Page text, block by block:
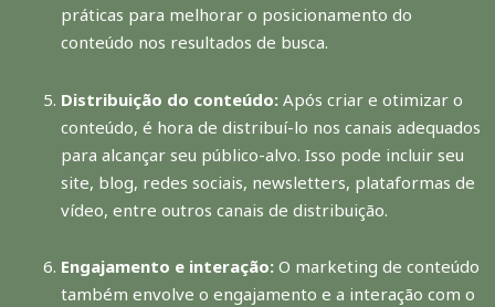
práticas para melhorar o posicionamento do
conteúdo nos resultados de busca.
Distribuição do conteúdo: Após criar e otimizar o
conteúdo, é hora de distribuí-lo nos canais adequados
para alcançar seu público-alvo. Isso pode incluir seu
site, blog, redes sociais, newsletters, plataformas de
vídeo, entre outros canais de distribuição.
Engajamento e interação: O marketing de conteúdo
também envolve o engajamento e a interação com o